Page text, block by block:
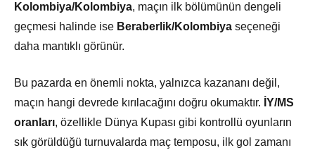
Kolombiya/Kolombiya, maçın ilk bölümünün dengeli
geçmesi halinde ise Beraberlik/Kolombiya seçeneği
daha mantıklı görünür.
Bu pazarda en önemli nokta, yalnızca kazananı değil,
maçın hangi devrede kırılacağını doğru okumaktır. İY/MS
oranları, özellikle Dünya Kupası gibi kontrollü oyunların
sık görüldüğü turnuvalarda maç temposu, ilk gol zamanı